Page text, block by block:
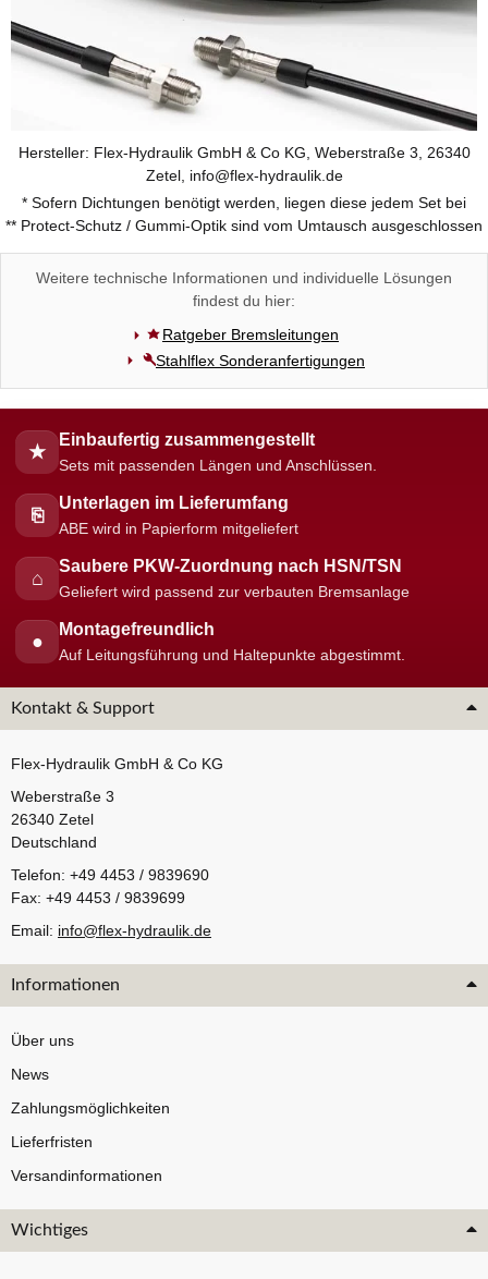
Hersteller: Flex-Hydraulik GmbH & Co KG, Weberstraße 3, 26340
Zetel, info@flex-hydraulik.de
* Sofern Dichtungen benötigt werden, liegen diese jedem Set bei
** Protect-Schutz / Gummi-Optik sind vom Umtausch ausgeschlossen
Weitere technische Informationen und individuelle Lösungen
findest du hier:
Ratgeber Bremsleitungen
Stahlflex Sonderanfertigungen
★
Einbaufertig zusammengestellt
Sets mit passenden Längen und Anschlüssen.
⎘
Unterlagen im Lieferumfang
ABE wird in Papierform mitgeliefert
⌂
Saubere PKW-Zuordnung nach HSN/TSN
Geliefert wird passend zur verbauten Bremsanlage
●
Montagefreundlich
Auf Leitungsführung und Haltepunkte abgestimmt.
Kontakt & Support
Flex-Hydraulik GmbH & Co KG
Weberstraße 3
26340 Zetel
Deutschland
Telefon: +49 4453 / 9839690
Fax: +49 4453 / 9839699
Email: info@flex-hydraulik.de
Informationen
Über uns
News
Zahlungsmöglichkeiten
Lieferfristen
Versandinformationen
Wichtiges